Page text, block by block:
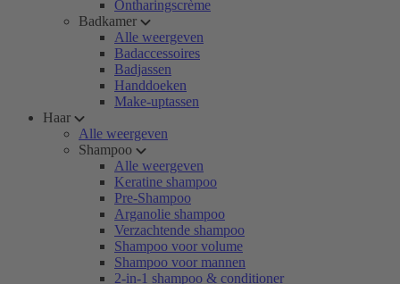
Ontharingscrème
Badkamer
Alle weergeven
Badaccessoires
Badjassen
Handdoeken
Make-uptassen
Haar
Alle weergeven
Shampoo
Alle weergeven
Keratine shampoo
Pre-Shampoo
Arganolie shampoo
Verzachtende shampoo
Shampoo voor volume
Shampoo voor mannen
2-in-1 shampoo & conditioner